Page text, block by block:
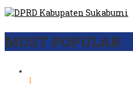
MOST POPULAR
1